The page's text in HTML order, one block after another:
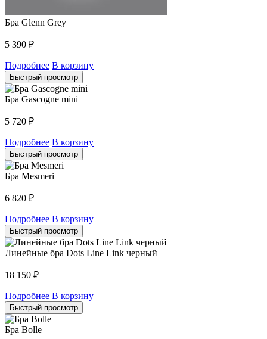
Бра Glenn Grey
5 390 ₽
Подробнее В корзину
Быстрый просмотр
Бра Gascogne mini
5 720 ₽
Подробнее В корзину
Быстрый просмотр
Бра Mesmeri
6 820 ₽
Подробнее В корзину
Быстрый просмотр
Линейные бра Dots Line Link черный
18 150 ₽
Подробнее В корзину
Быстрый просмотр
Бра Bolle